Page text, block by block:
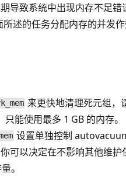
导致系统中出现内存不足错
述的任务分配内存的并发
来更快地清理死元组，
能使用最多 1 GB 的内存。
设置单独控制
可以决定在不影响其他维护
。